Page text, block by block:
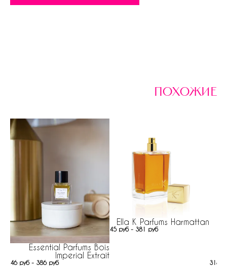
похожие
Essential Parfums Bois
Imperial Extrait
46 руб - 386 руб
Ella K Parfums Harmattan
45 руб - 381 руб
318